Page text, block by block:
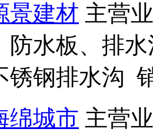
景建材 主营
防水板、排
锈钢排水沟
绵城市 主营